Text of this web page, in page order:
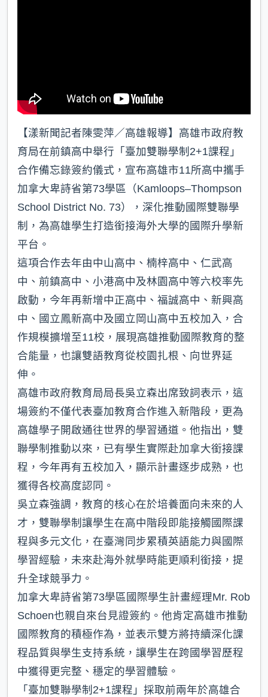
【漾新聞記者陳雯萍／高雄報導】高雄市政府教
育局在前鎮高中舉行「臺加雙聯學制2+1課程」
合作備忘錄簽約儀式，宣布高雄市11所高中攜手
加拿大卑詩省第73學區（Kamloops–Thompson
School District No. 73），深化推動國際雙聯學
制，為高雄學生打造銜接海外大學的國際升學新
平台。
這項合作去年由中山高中、楠梓高中、仁武高
中、前鎮高中、小港高中及林園高中等六校率先
啟動，今年再新增中正高中、福誠高中、新興高
中、國立鳳新高中及國立岡山高中五校加入，合
作規模擴增至11校，展現高雄推動國際教育的整
合能量，也讓雙語教育從校園扎根、向世界延
伸。
高雄市政府教育局局長吳立森出席致詞表示，這
場簽約不僅代表臺加教育合作進入新階段，更為
高雄學子開啟通往世界的學習通道。他指出，雙
聯學制推動以來，已有學生實際赴加拿大銜接課
程，今年再有五校加入，顯示計畫逐步成熟，也
獲得各校高度認同。
吳立森強調，教育的核心在於培養面向未來的人
才，雙聯學制讓學生在高中階段即能接觸國際課
程與多元文化，在臺灣同步累積英語能力與國際
學習經驗，未來赴海外就學時能更順利銜接，提
升全球競爭力。
加拿大卑詩省第73學區國際學生計畫經理Mr. Rob
Schoen也親自來台見證簽約。他肯定高雄市推動
國際教育的積極作為，並表示雙方將持續深化課
程品質與學生支持系統，讓學生在跨國學習歷程
中獲得更完整、穩定的學習體驗。
「臺加雙聯學制2+1課程」採取前兩年於高雄合